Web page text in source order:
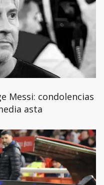
Messi: condolencias
asta